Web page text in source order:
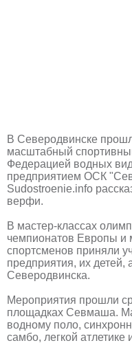
В Северодвинске
масштабный
Федерацией водных
предприятием ОСК
Sudostroenie.info
верфи.
В мастер-классах
чемпионатов Европы и
спортсменов приняли
предприятия, их
Северодвинска.
Мероприятия прошли
площадках Севмаша.
водному поло,
самбо, легкой